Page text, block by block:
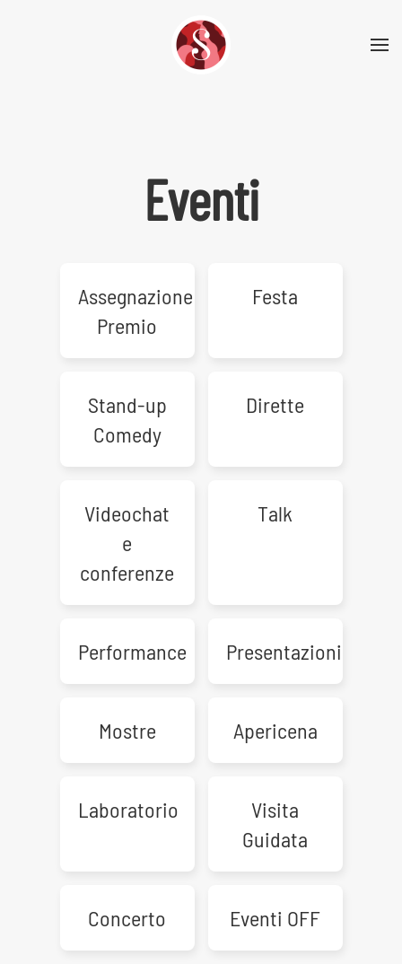
Skip to main content
Eventi
Assegnazione
Premio
Festa
Stand-up
Comedy
Dirette
Videochat
e
conferenze
Talk
Performance Presentazioni
Mostre Apericena
Laboratorio
Visita
Guidata
Concerto Eventi OFF